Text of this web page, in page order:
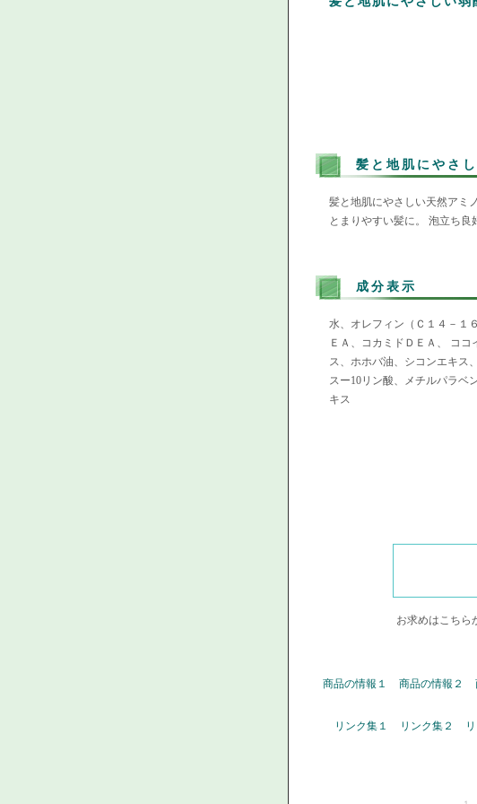
髪と地肌にやさ
髪と地肌にやさしい天然アミ
とまりやすい髪に。 泡立ち良
成分表示
水、オレフィン（Ｃ１４－１
ＥＡ、コカミドＤＥＡ、 コ
ス、ホホバ油、シコンエキス
スー10リン酸、メチルパラベ
キス
お求めはこち
商品の情報１ 商品の情報２
リンク集１
リンク集２